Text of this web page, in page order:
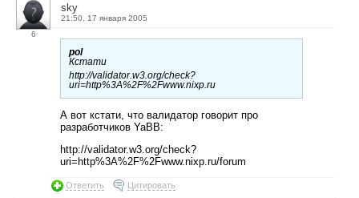
6
sky
21:50, 17 января 2005
pol
Кстати
http://validator.w3.org/check?
uri=http%3A%2F%2Fwww.nixp.ru
А вот кстати, что валидатор говорит про
разработчиков YaBB:
http://validator.w3.org/check?
uri=http%3A%2F%2Fwww.nixp.ru/forum
Ответить Цитировать